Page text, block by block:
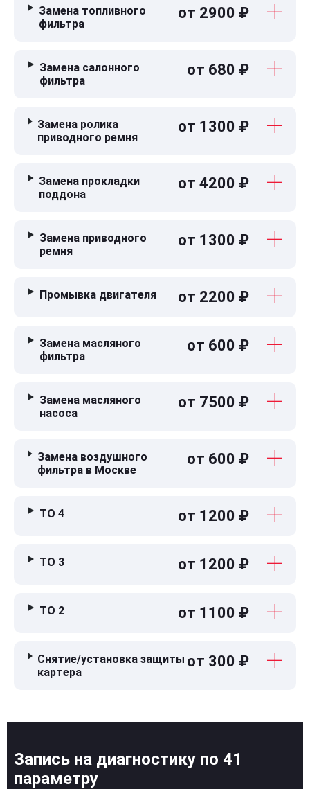
Замена топливного
фильтра
от 2900 ₽
Замена салонного
фильтра
от 680 ₽
Замена ролика
приводного ремня
от 1300 ₽
Замена прокладки
поддона
от 4200 ₽
Замена приводного
ремня
от 1300 ₽
Промывка двигателя от 2200 ₽
Замена масляного
фильтра
от 600 ₽
Замена масляного
насоса
от 7500 ₽
Замена воздушного
фильтра в Москве
от 600 ₽
ТО 4 от 1200 ₽
ТО 3 от 1200 ₽
ТО 2 от 1100 ₽
Снятие/установка защиты
картера
от 300 ₽
Запись на диагностику по 41
параметру